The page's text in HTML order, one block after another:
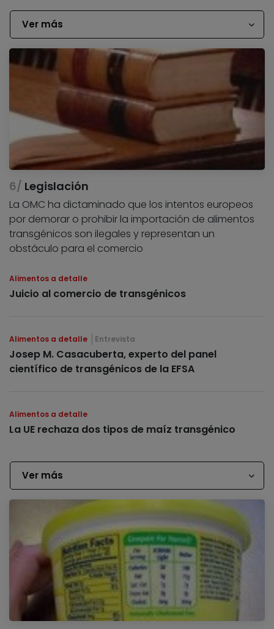
Ver más
Legislación
La OMC ha dictaminado que los intentos europeos
por demorar o prohibir la importación de alimentos
transgénicos son ilegales y representan un
obstáculo para el comercio
Alimentos a detalle
Juicio al comercio de transgénicos
Alimentos a detalle Entrevista
Josep M. Casacuberta, experto del panel
científico de transgénicos de la EFSA
Alimentos a detalle
La UE rechaza dos tipos de maíz transgénico
Ver más